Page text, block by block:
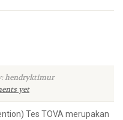
hendryktimur
yet
Tes TOVA merupakan